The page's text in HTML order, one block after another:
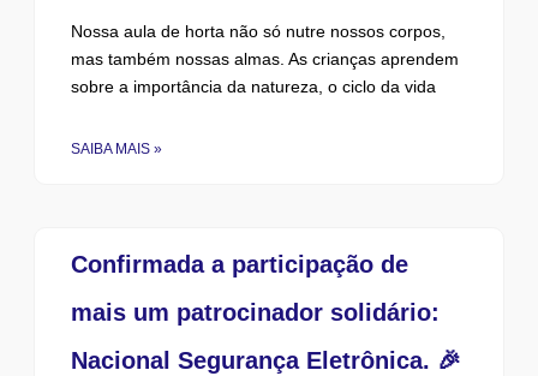
Nossa aula de horta não só nutre nossos corpos,
mas também nossas almas. As crianças aprendem
sobre a importância da natureza, o ciclo da vida
SAIBA MAIS »
Confirmada a participação de
mais um patrocinador solidário:
Nacional Segurança Eletrônica. 🎉